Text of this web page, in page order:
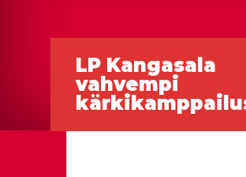
LP Kangasala
vahvempi